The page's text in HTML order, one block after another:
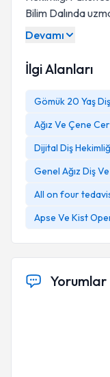
Bilim Dalında
Devamı
İlgi Alanları
Gömük 20 Yaş
Ağız Ve Çene
Dijital Diş
Genel Ağız Diş
All on four
Apse Ve Kist
Yorumlar